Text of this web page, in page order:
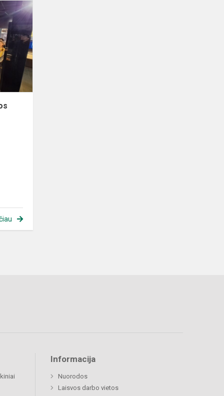
Edukacija
Lietuvos
policijos
muziejuje
Informacija
Nuorodos
Laisvos darbo vietos